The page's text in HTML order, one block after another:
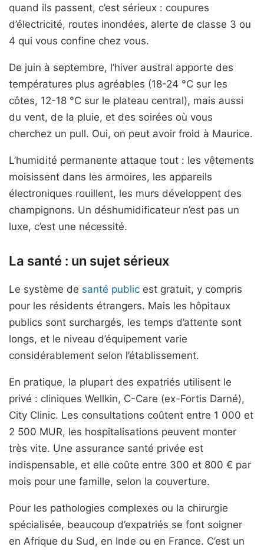
quand ils passent, c’est sérieux : coupures
d’électricité, routes inondées, alerte de classe 3 ou
4 qui vous confine chez vous.
De juin à septembre, l’hiver austral apporte des
températures plus agréables (18-24 °C sur les
côtes, 12-18 °C sur le plateau central), mais aussi
du vent, de la pluie, et des soirées où vous
cherchez un pull. Oui, on peut avoir froid à Maurice.
L’humidité permanente attaque tout : les vêtements
moisissent dans les armoires, les appareils
électroniques rouillent, les murs développent des
champignons. Un déshumidificateur n’est pas un
luxe, c’est une nécessité.
La santé : un sujet sérieux
Le système de santé public est gratuit, y compris
pour les résidents étrangers. Mais les hôpitaux
publics sont surchargés, les temps d’attente sont
longs, et le niveau d’équipement varie
considérablement selon l’établissement.
En pratique, la plupart des expatriés utilisent le
privé : cliniques Wellkin, C-Care (ex-Fortis Darné),
City Clinic. Les consultations coûtent entre 1 000 et
2 500 MUR, les hospitalisations peuvent monter
très vite. Une assurance santé privée est
indispensable, et elle coûte entre 300 et 800 € par
mois pour une famille, selon la couverture.
Pour les pathologies complexes ou la chirurgie
spécialisée, beaucoup d’expatriés se font soigner
en Afrique du Sud, en Inde ou en France. C’est un